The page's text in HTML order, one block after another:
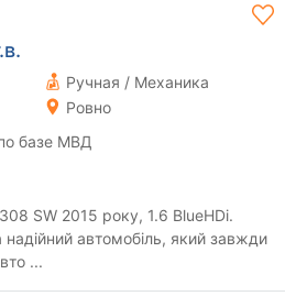
Ручная / Механика
Ровно
базе МВД
SW 2015 року, 1.6 BlueHDi.
автомобіль, який завжди
...